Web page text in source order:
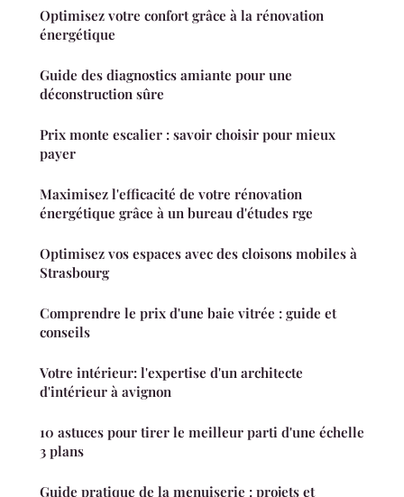
Optimisez votre confort grâce à la rénovation
énergétique
Guide des diagnostics amiante pour une
déconstruction sûre
Prix monte escalier : savoir choisir pour mieux
payer
Maximisez l'efficacité de votre rénovation
énergétique grâce à un bureau d'études rge
Optimisez vos espaces avec des cloisons mobiles à
Strasbourg
Comprendre le prix d'une baie vitrée : guide et
conseils
Votre intérieur: l'expertise d'un architecte
d'intérieur à avignon
10 astuces pour tirer le meilleur parti d'une échelle
3 plans
Guide pratique de la menuiserie : projets et